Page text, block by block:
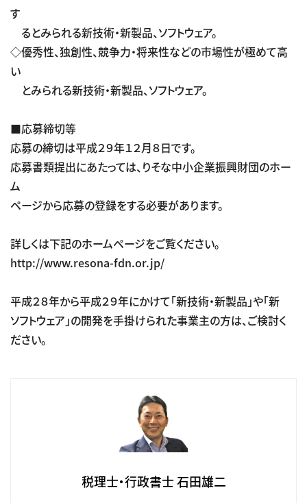
す
るとみられる新技術・新製品、ソフトウェア。
◇優秀性、独創性、競争力・将来性などの市場性が極めて高
い
とみられる新技術・新製品、ソフトウェア。
■応募締切等
応募の締切は平成２９年１２月８日です。
応募書類提出にあたっては、りそな中小企業振興財団のホー
ム
ページから応募の登録をする必要があります。
詳しくは下記のホームページをご覧ください。
http://www.resona-fdn.or.jp/
平成２８年から平成２９年にかけて「新技術・新製品」や「新
ソフトウェア」の開発を手掛けられた事業主の方は、ご検討く
ださい。
税理士・行政書士 石田雄二